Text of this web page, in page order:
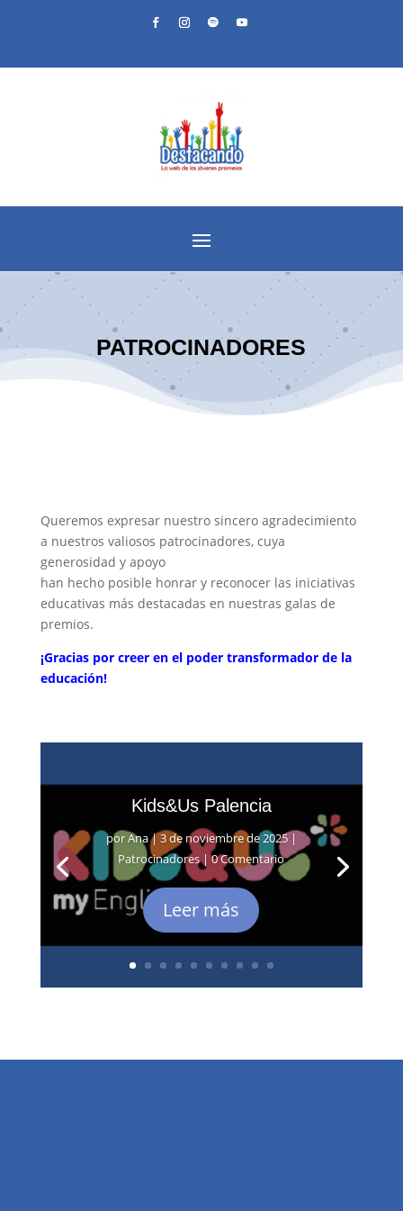
PATROCINADORES
Queremos expresar nuestro sincero agradecimiento
a nuestros valiosos patrocinadores, cuya
generosidad y apoyo
han hecho posible honrar y reconocer las iniciativas
educativas más destacadas en nuestras galas de
premios.
¡Gracias por creer en el poder transformador de la
educación!
Kids&Us Palencia
porAna|3 de noviembre de 2025|
Patrocinadores| 0 Comentario
Leer más